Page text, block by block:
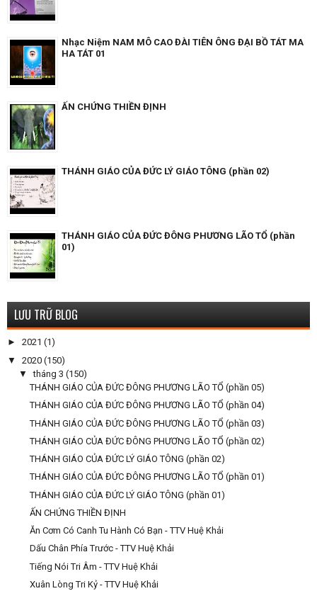
Nhạc Niệm NAM MÔ CAO ĐÀI TIÊN ÔNG ĐẠI BỒ TÁT MA
HA TÁT 01
ẤN CHỨNG THIỀN ĐỊNH
THÁNH GIÁO CỦA ĐỨC LÝ GIÁO TÔNG (phần 02)
THÁNH GIÁO CỦA ĐỨC ĐÔNG PHƯƠNG LÃO TỔ (phần
01)
LƯU TRỮ BLOG
► 2021 (1)
▼ 2020 (150)
▼tháng 3 (150)
THÁNH GIÁO CỦA ĐỨC ĐÔNG PHƯƠNG LÃO TỔ (phần 05)
THÁNH GIÁO CỦA ĐỨC ĐÔNG PHƯƠNG LÃO TỔ (phần 04)
THÁNH GIÁO CỦA ĐỨC ĐÔNG PHƯƠNG LÃO TỔ (phần 03)
THÁNH GIÁO CỦA ĐỨC ĐÔNG PHƯƠNG LÃO TỔ (phần 02)
THÁNH GIÁO CỦA ĐỨC LÝ GIÁO TÔNG (phần 02)
THÁNH GIÁO CỦA ĐỨC ĐÔNG PHƯƠNG LÃO TỔ (phần 01)
THÁNH GIÁO CỦA ĐỨC LÝ GIÁO TÔNG (phần 01)
ẤN CHỨNG THIỀN ĐỊNH
Ăn Cơm Có Canh Tu Hành Có Bạn - TTV Huệ Khải
Dấu Chân Phía Trước - TTV Huệ Khải
Tiếng Nói Tri Âm - TTV Huệ Khải
Xuân Lòng Tri Kỷ - TTV Huệ Khải